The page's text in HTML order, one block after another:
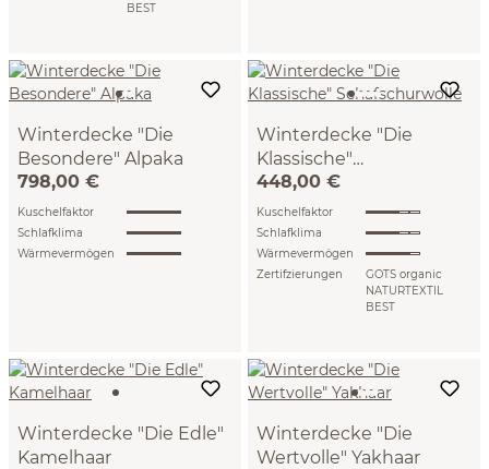
BEST
Winterdecke "Die
Besondere" Alpaka
(140 x 200 cm)
798,00 €
Kuschelfaktor
Schlafklima
Wärmevermögen
Winterdecke "Die
Klassische"
Schafschurwolle
(155 x 220 cm)
448,00 €
Kuschelfaktor
Schlafklima
Wärmevermögen
Zertifzierungen
GOTS organic
NATURTEXTIL
BEST
Winterdecke "Die Edle"
Kamelhaar
Winterdecke "Die
Wertvolle" Yakhaar